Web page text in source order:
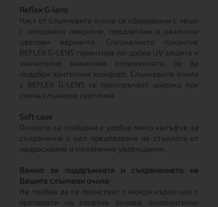
Reflex G-lens
Част от слънчевите очила са оборудвани с лещи
с огледално покритие, предлагани в различни
цветови варианти. Специалното покритие
REFLEX G-LENS гарантира по-добра UV защита и
значително намалява отраженията, за да
подобри зрителния комфорт. Слънчевите очила
с REFLEX G-LENS се препоръчват широко при
силна слънчева светлина.
Soft case
Очилата са снабдени с удобно меко калъфче за
съхранение с цел предпазване на стъклата от
надраскване и механични увреждания.
Важно за поддръжката и съхранението на
Вашите слънчеви очила:
Не трябва да се почистват с мокри кърпи или с
препарати на спиртна основа, включително